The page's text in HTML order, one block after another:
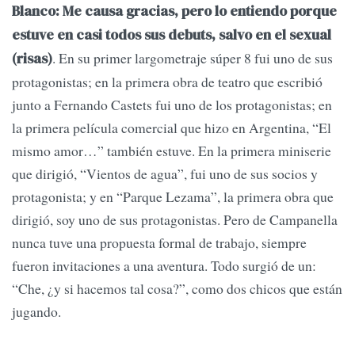
Blanco: Me causa gracias, pero lo entiendo porque
estuve en casi todos sus debuts, salvo en el sexual
(risas). En su primer largometraje súper 8 fui uno de sus
protagonistas; en la primera obra de teatro que escribió
junto a Fernando Castets fui uno de los protagonistas; en
la primera película comercial que hizo en Argentina, “El
mismo amor…” también estuve. En la primera miniserie
que dirigió, “Vientos de agua”, fui uno de sus socios y
protagonista; y en “Parque Lezama”, la primera obra que
dirigió, soy uno de sus protagonistas. Pero de Campanella
nunca tuve una propuesta formal de trabajo, siempre
fueron invitaciones a una aventura. Todo surgió de un:
“Che, ¿y si hacemos tal cosa?”, como dos chicos que están
jugando.